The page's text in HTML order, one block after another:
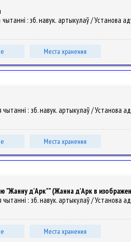
: зб. навук. артыкулаў / Установа
Места хранения
: зб. навук. артыкулаў / Установа
Места хранения
"Жанну д'Арк"" (Жанна д'Арк в
: зб. навук. артыкулаў / Установа
Места хранения